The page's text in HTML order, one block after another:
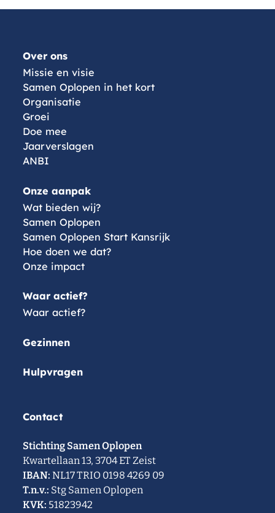
Menu
Over ons
Missie en visie
Samen Oplopen in het kort
Organisatie
Groei
Doe mee
Jaarverslagen
ANBI
Onze aanpak
Wat bieden wij?
Samen Oplopen
Samen Oplopen Start Kansrijk
Hoe doen we dat?
Onze impact
Waar actief?
Waar actief?
Gezinnen
Hulpvragen
Contact
Stichting Samen Oplopen
Kwartellaan 13, 3704 ET Zeist
IBAN: NL17 TRIO 0198 4269 09
T.n.v.: Stg Samen Oplopen
KVK: 51823942